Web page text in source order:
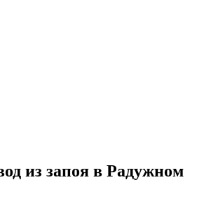
из запоя в Радужном